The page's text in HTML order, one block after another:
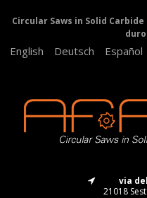
Circular Saws in Solid
English Deutsch Español
via
21018